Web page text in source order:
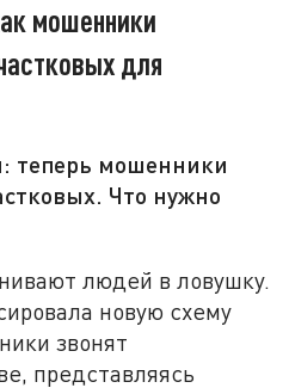
мошенники
для
теперь мошенники
Что нужно
людей в ловушку.
новую схему
звонят
представляясь